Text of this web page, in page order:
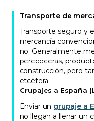
Transporte de
Transporte seguro y
mercancía
no. Generalmente
perecederas,
construcción, pero
etcétera.
Grupajes a España
Enviar un grupaje a
no llegan a llenar un